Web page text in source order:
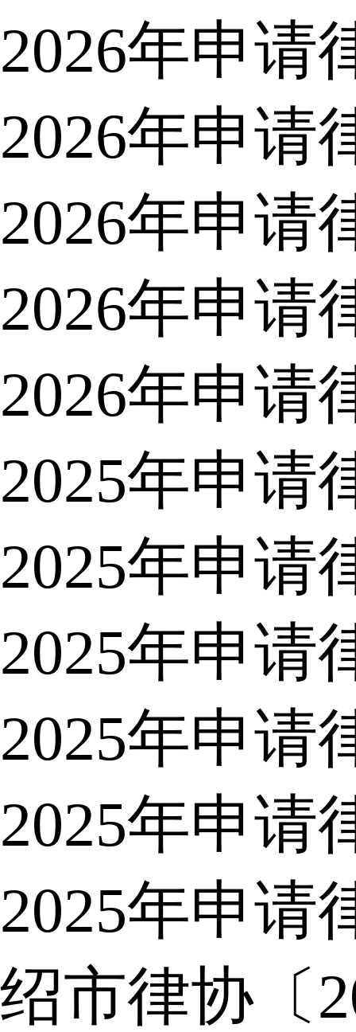
2026年申请
2026年申请
2026年申请
2026年申请
2026年申请
2025年申请
2025年申请
2025年申请
2025年申请
2025年申请
2025年申请
绍市律协〔